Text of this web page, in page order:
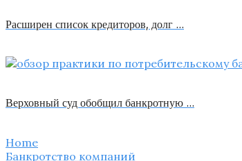
Расширен список кредиторов, долг …
Верховный суд обобщил банкротную …
Home
Банкротство компаний